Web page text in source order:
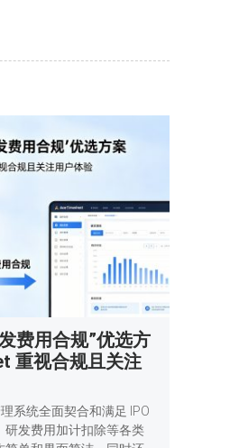
费用合规”优选方
重视合规且关注
系统全面契合和满足 IPO
研发费用加计扣除等各类